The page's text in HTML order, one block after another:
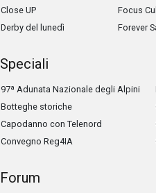
Close UP
Derby del lunedì
Focus
Forever
Speciali
97ª Adunata Nazionale degli Alpini
Botteghe storiche
Capodanno con Telenord
Convegno Reg4IA
Forum